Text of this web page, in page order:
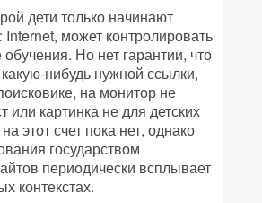
дети только начинают
Internet, может контролировать
Но нет гарантии, что
нибудь нужной ссылки,
на монитор не
или картинка не для детских
этот счет пока нет, однако
государством
периодически всплывает
контекстах.